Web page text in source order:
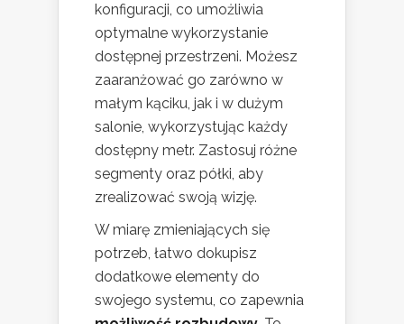
konfiguracji, co umożliwia
optymalne wykorzystanie
dostępnej przestrzeni. Możesz
zaaranżować go zarówno w
małym kąciku, jak i w dużym
salonie, wykorzystując każdy
dostępny metr. Zastosuj różne
segmenty oraz półki, aby
zrealizować swoją wizję.
W miarę zmieniających się
potrzeb, łatwo dokupisz
dodatkowe elementy do
swojego systemu, co zapewnia